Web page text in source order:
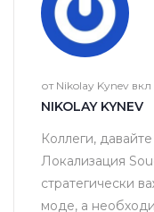
от Nikolay Kynev
NIKOLAY KYNEV
Коллеги,
Локализация
стратегически
моде, а